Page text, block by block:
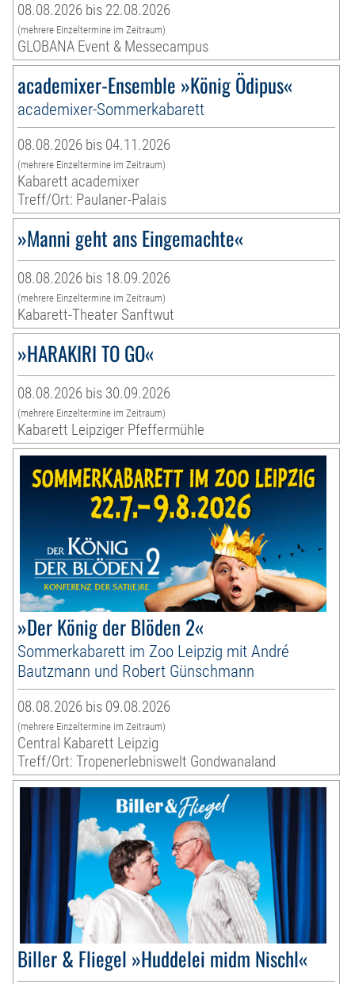
08.08.2026 bis 22.08.2026
(mehrere Einzeltermine im Zeitraum)
GLOBANA Event & Messecampus
academixer-Ensemble »König Ödipus«
academixer-Sommerkabarett
08.08.2026 bis 04.11.2026
(mehrere Einzeltermine im Zeitraum)
Kabarett academixer
Treff/Ort: Paulaner-Palais
»Manni geht ans Eingemachte«
08.08.2026 bis 18.09.2026
(mehrere Einzeltermine im Zeitraum)
Kabarett-Theater Sanftwut
»HARAKIRI TO GO«
08.08.2026 bis 30.09.2026
(mehrere Einzeltermine im Zeitraum)
Kabarett Leipziger Pfeffermühle
»Der König der Blöden 2«
Sommerkabarett im Zoo Leipzig mit André
Bautzmann und Robert Günschmann
08.08.2026 bis 09.08.2026
(mehrere Einzeltermine im Zeitraum)
Central Kabarett Leipzig
Treff/Ort: Tropenerlebniswelt Gondwanaland
Biller & Fliegel »Huddelei midm Nischl«